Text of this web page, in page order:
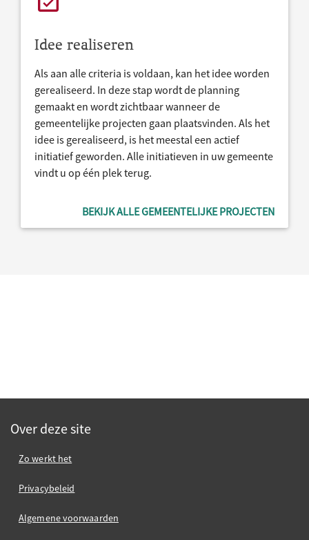
Idee realiseren
Als aan alle criteria is voldaan, kan het idee worden
gerealiseerd. In deze stap wordt de planning
gemaakt en wordt zichtbaar wanneer de
gemeentelijke projecten gaan plaatsvinden. Als het
idee is gerealiseerd, is het meestal een actief
initiatief geworden. Alle initiatieven in uw gemeente
vindt u op één plek terug.
BEKIJK ALLE GEMEENTELIJKE PROJECTEN
Over deze site
Zo werkt het
Privacybeleid
Algemene voorwaarden